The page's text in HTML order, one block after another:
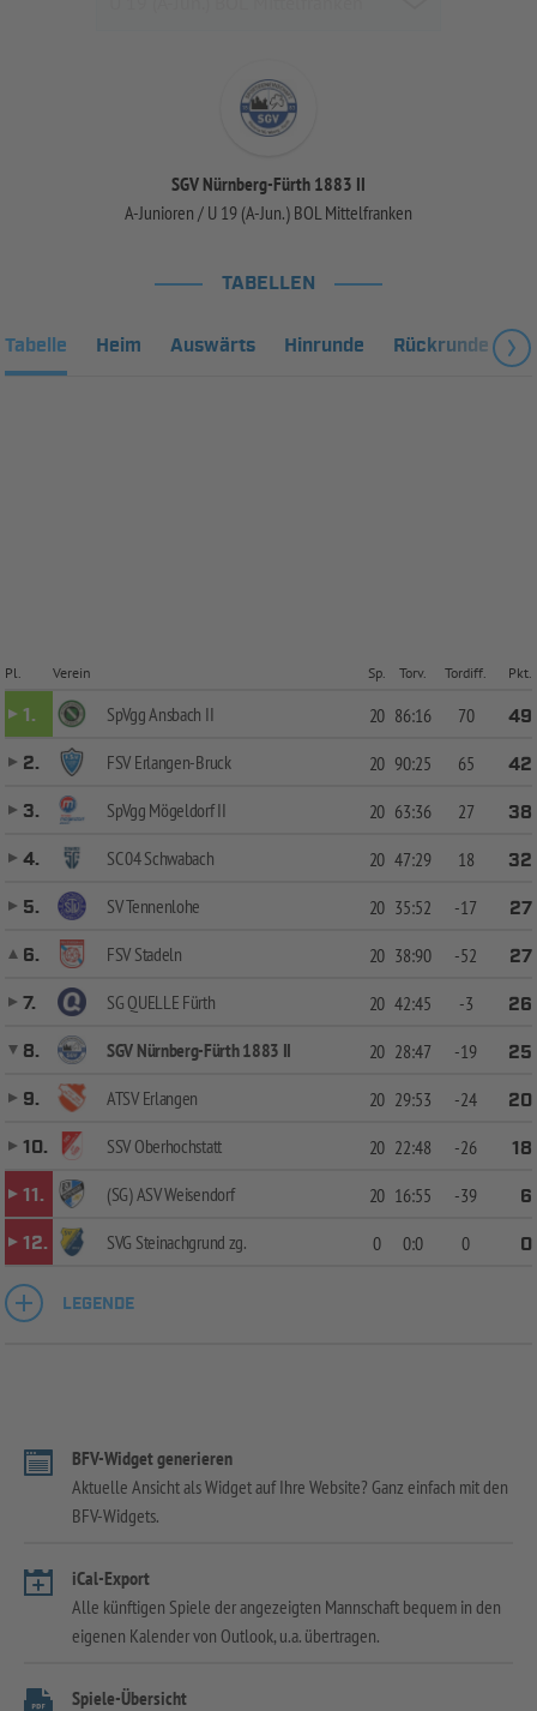
SGV Nürnberg-Fürth 1883 II
A-Junioren / U 19 (A-Jun.) BOL Mittelfranken
TABELLEN
Tabelle Heim Auswärts Hinrunde Rückrunde
Pl. Verein Sp. Torv. Tordiff. Pkt.
1. SpVgg Ansbach II 20 86:16 70
49
2.
FSV Erlangen-Bruck 20 90:25 65
42
3.
SpVgg Mögeldorf II 20 63:36 27
38
4.
SC 04 Schwabach 20 47:29 18
32
5.
SV Tennenlohe 20 35:52 -17
27
6.
FSV Stadeln 20 38:90 -52
27
7.
SG QUELLE Fürth 20 42:45 -3
26
8.
SGV Nürnberg-Fürth 1883 II 20 28:47 -19
25
9.
ATSV Erlangen 20 29:53 -24
20
10.
SSV Oberhochstatt 20 22:48 -26
18
11.
(SG) ASV Weisendorf 20 16:55 -39
6
12.
SVG Steinachgrund zg. 0 0:0 0 0
LEGENDE
BFV-Widget generieren
Aktuelle Ansicht als Widget auf Ihre Website? Ganz einfach mit den
BFV-Widgets.
iCal-Export
Alle künftigen Spiele der angezeigten Mannschaft bequem in den
eigenen Kalender von Outlook, u.a. übertragen.
Spiele-Übersicht